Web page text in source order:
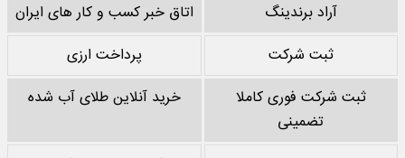
آراد برندینگ
اتاق خبر کسب و کار های ایران
ثبت شرکت
پرداخت ارزی
ثبت شرکت فوری کاملا
تضمینی
خرید آنلاین طلای آب شده